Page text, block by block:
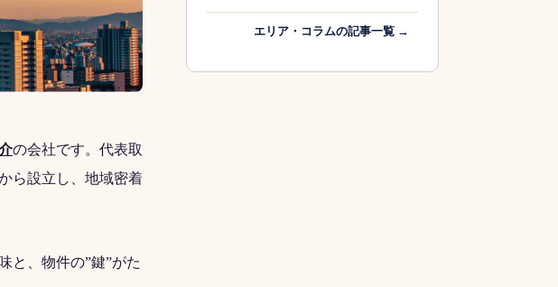
の会社です。代表取
ら設立し、地域密着
と、物件の”鍵”がた
エリア・コラムの記事一覧 →